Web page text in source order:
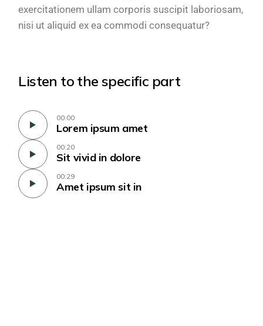
exercitationem ullam corporis suscipit laboriosam,
nisi ut aliquid ex ea commodi consequatur?
Listen to the specific part
00:00
Lorem ipsum amet
00:20
Sit vivid in dolore
00:29
Amet ipsum sit in